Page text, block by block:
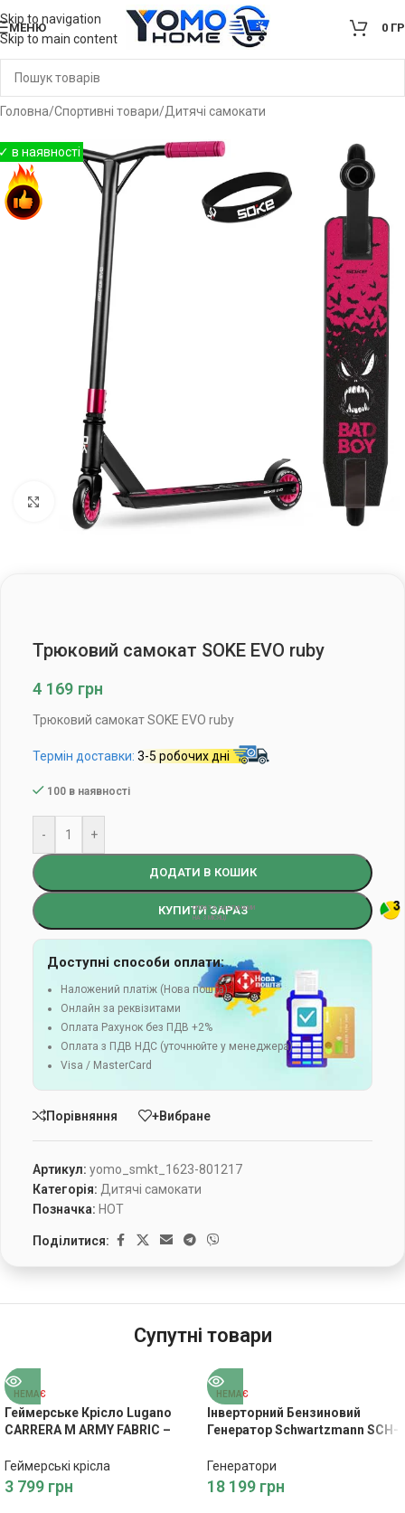
Skip to navigation
Skip to main content
МЕНЮ 0
Головна/Спортивні товари/Дитячі самокати
Клацніть, щоб збільшити
Трюковий самокат SOKE EVO ruby
4 169 грн
Трюковий самокат SOKE EVO ruby
Термін доставки: 3-5 робочих дні
100 в наявності
- +
ДОДАТИ В КОШИК
КУПИТИ ЗАРАЗ
Доступні способи оплати:
Наложений платіж (Нова пошта)
Онлайн за реквізитами
Оплата Рахунок без ПДВ +2%
Оплата з ПДВ НДС (уточнюйте у менеджера)
Visa / MasterCard
Порівняння +Вибране
Артикул: yomo_smkt_1623-801217
Категорія: Дитячі самокати
Позначка: HOT
Поділитися:
Супутні товари
НЕМАЄ
Геймерське Крісло Lugano
CARRERA M ARMY FABRIC –
Геймерські крісла
3 799 грн
НЕМАЄ
Інверторний Бензиновий
Генератор Schwartzmann SCH-
Будинку
Генератори
18 199 грн